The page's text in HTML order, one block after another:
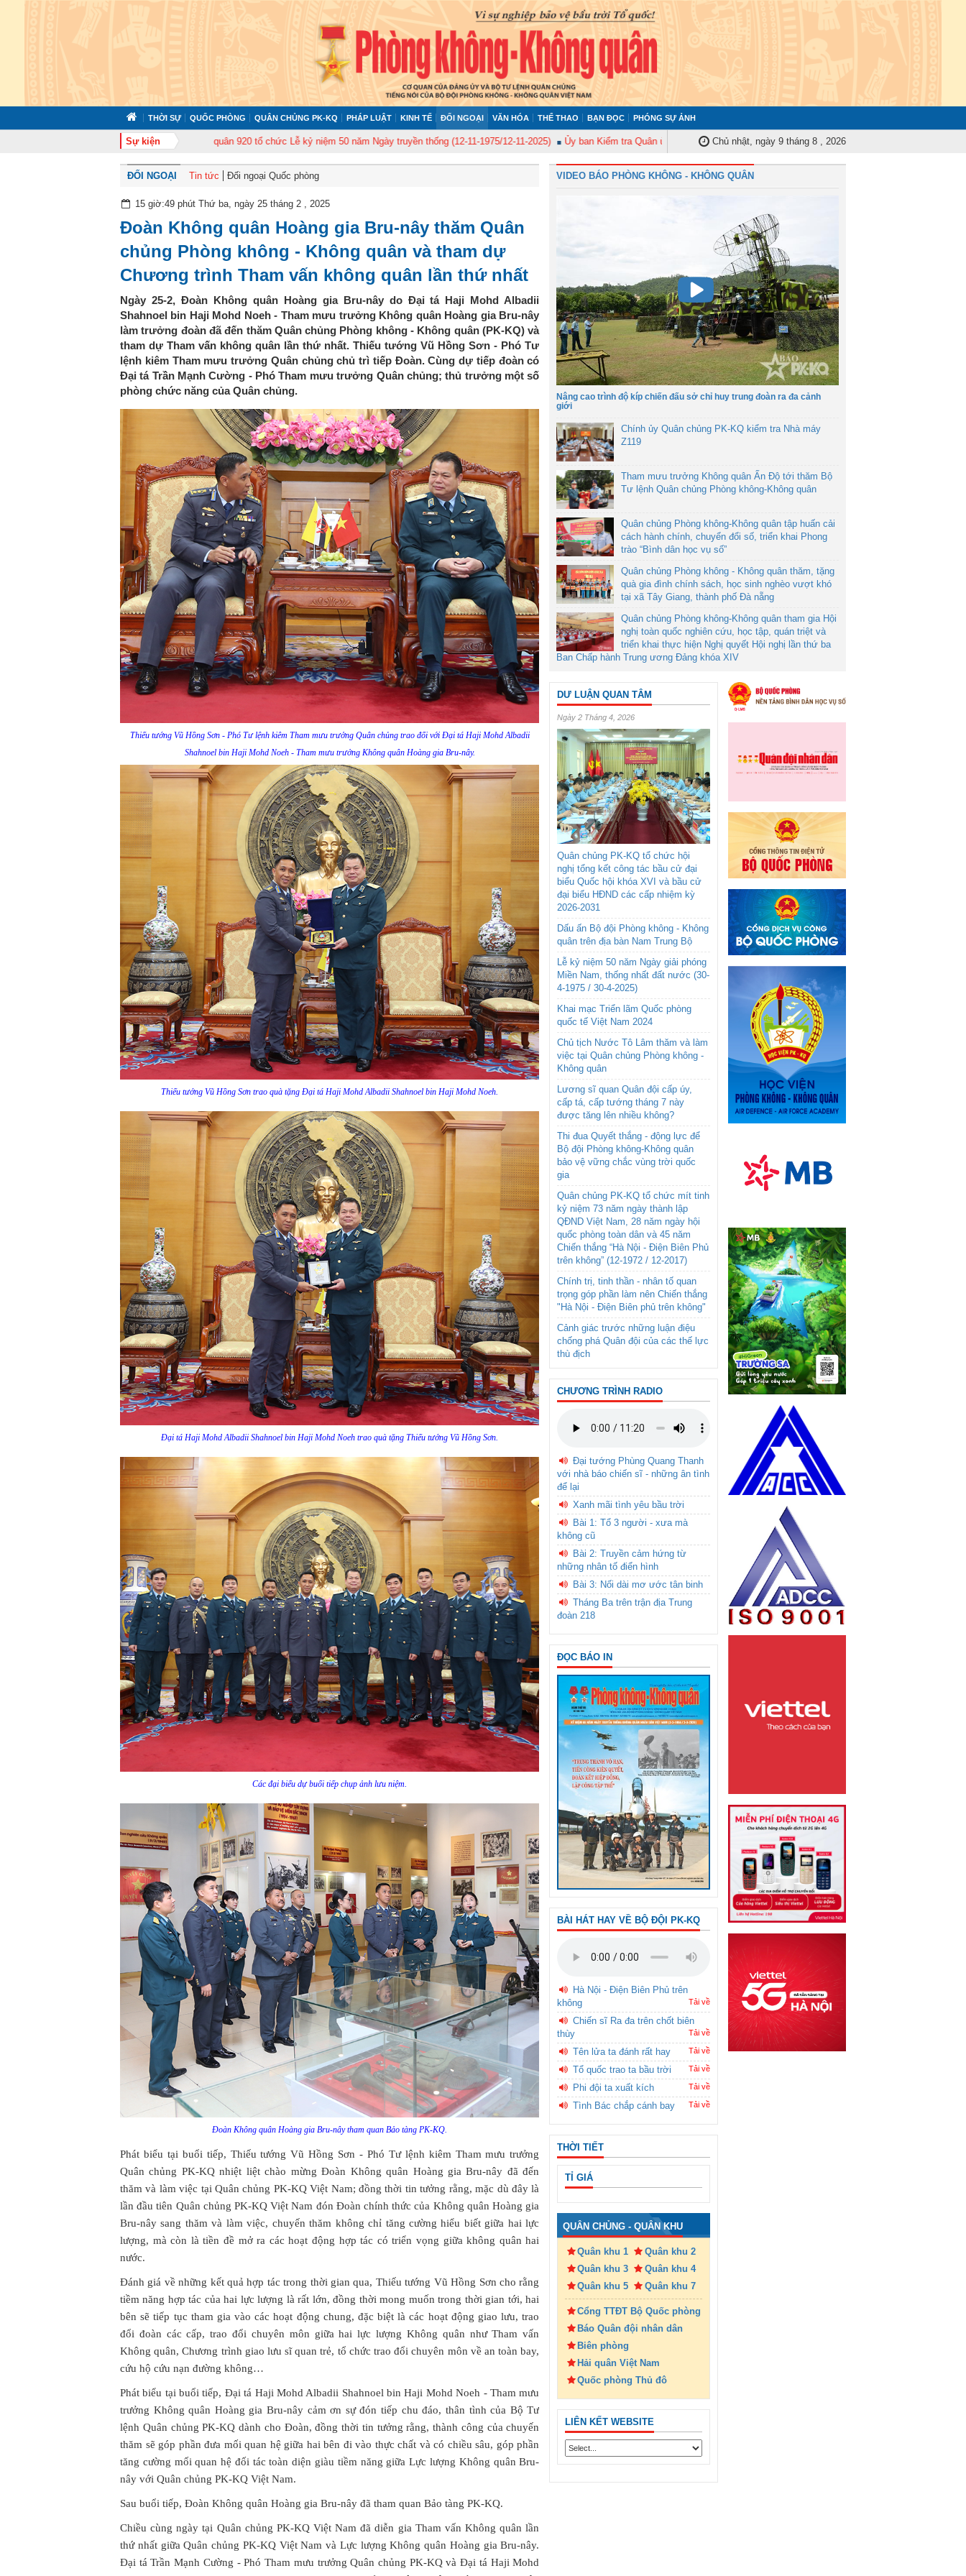
THỜI SỰ QUỐC PHÒNG QUÂN CHỦNG PK-KQ PHÁP LUẬT KINH TẾ ĐỐI NGOẠI VĂN HÓA THỂ THAO BẠN ĐỌC PHÓNG SỰ ẢNH
Sự kiện
Trung đoàn Không quân 920 tổ chức Lễ kỷ niệm 50 năm Ngày truyền thống (12-11-1975/12-11-2025) Ủy ban Kiểm tra Quân ủy Trung ương tập huấn nghiệp vụ công tác kiểm tra, giám sát năm 2025
Chủ nhật, ngày 9 tháng 8 , 2026
ĐỐI NGOẠI Tin tức Đối ngoại Quốc phòng
15 giờ:49 phút Thứ ba, ngày 25 tháng 2 , 2025
Đoàn Không quân Hoàng gia Bru-nây thăm Quân
chủng Phòng không - Không quân và tham dự
Chương trình Tham vấn không quân lần thứ nhất
Ngày 25-2, Đoàn Không quân Hoàng gia Bru-nây do Đại tá Haji Mohd Albadii
Shahnoel bin Haji Mohd Noeh - Tham mưu trưởng Không quân Hoàng gia Bru-nây
làm trưởng đoàn đã đến thăm Quân chủng Phòng không - Không quân (PK-KQ) và
tham dự Tham vấn không quân lần thứ nhất. Thiếu tướng Vũ Hồng Sơn - Phó Tư
lệnh kiêm Tham mưu trưởng Quân chủng chủ trì tiếp Đoàn. Cùng dự tiếp đoàn có
Đại tá Trần Mạnh Cường - Phó Tham mưu trưởng Quân chủng; thủ trưởng một số
phòng chức năng của Quân chủng.
Thiếu tướng Vũ Hồng Sơn - Phó Tư lệnh kiêm Tham mưu trưởng Quân chủng trao đổi với Đại tá Haji Mohd Albadii
Shahnoel bin Haji Mohd Noeh - Tham mưu trưởng Không quân Hoàng gia Bru-nây.
Thiếu tướng Vũ Hồng Sơn trao quà tặng Đại tá Haji Mohd Albadii Shahnoel bin Haji Mohd Noeh.
Đại tá Haji Mohd Albadii Shahnoel bin Haji Mohd Noeh trao quà tặng Thiếu tướng Vũ Hồng Sơn.
Các đại biểu dự buổi tiếp chụp ảnh lưu niệm.
Đoàn Không quân Hoàng gia Bru-nây tham quan Bảo tàng PK-KQ.
Phát biểu tại buổi tiếp, Thiếu tướng Vũ Hồng Sơn - Phó Tư lệnh kiêm Tham mưu trưởng
Quân chủng PK-KQ nhiệt liệt chào mừng Đoàn Không quân Hoàng gia Bru-nây đã đến
thăm và làm việc tại Quân chủng PK-KQ Việt Nam; đồng thời tin tưởng rằng, mặc dù đây là
lần đầu tiên Quân chủng PK-KQ Việt Nam đón Đoàn chính thức của Không quân Hoàng gia
Bru-nây sang thăm và làm việc, chuyến thăm không chỉ tăng cường hiểu biết giữa hai lực
lượng, mà còn là tiền đề mở ra các hoạt động hợp tác có triển vọng giữa không quân hai
nước.
Đánh giá về những kết quả hợp tác trong thời gian qua, Thiếu tướng Vũ Hồng Sơn cho rằng
tiềm năng hợp tác của hai lực lượng là rất lớn, đồng thời mong muốn trong thời gian tới, hai
bên sẽ tiếp tục tham gia vào các hoạt động chung, đặc biệt là các hoạt động giao lưu, trao
đổi đoàn các cấp, trao đổi chuyên môn giữa hai lực lượng Không quân như Tham vấn
Không quân, Chương trình giao lưu sĩ quan trẻ, tổ chức trao đổi chuyên môn về an toàn bay,
cứu hộ cứu nạn đường không…
Phát biểu tại buổi tiếp, Đại tá Haji Mohd Albadii Shahnoel bin Haji Mohd Noeh - Tham mưu
trưởng Không quân Hoàng gia Bru-nây cảm ơn sự đón tiếp chu đáo, thân tình của Bộ Tư
lệnh Quân chủng PK-KQ dành cho Đoàn, đồng thời tin tưởng rằng, thành công của chuyến
thăm sẽ góp phần đưa mối quan hệ giữa hai bên đi vào thực chất và có chiều sâu, góp phần
tăng cường mối quan hệ đối tác toàn diện giàu tiềm năng giữa Lực lượng Không quân Bru-
nây với Quân chủng PK-KQ Việt Nam.
Sau buổi tiếp, Đoàn Không quân Hoàng gia Bru-nây đã tham quan Bảo tàng PK-KQ.
Chiều cùng ngày tại Quân chủng PK-KQ Việt Nam đã diễn gia Tham vấn Không quân lần
thứ nhất giữa Quân chủng PK-KQ Việt Nam và Lực lượng Không quân Hoàng gia Bru-nây.
Đại tá Trần Mạnh Cường - Phó Tham mưu trưởng Quân chủng PK-KQ và Đại tá Haji Mohd
VIDEO BÁO PHÒNG KHÔNG - KHÔNG QUÂN
Nâng cao trình độ kíp chiến đấu sở chỉ huy trung đoàn ra đa cảnh
giới
Chính ủy Quân chủng PK-KQ kiểm tra Nhà máy
Z119
Tham mưu trưởng Không quân Ấn Độ tới thăm Bộ
Tư lệnh Quân chủng Phòng không-Không quân
Quân chủng Phòng không-Không quân tập huấn cải
cách hành chính, chuyển đổi số, triển khai Phong
trào “Bình dân học vụ số”
Quân chủng Phòng không - Không quân thăm, tặng
quà gia đình chính sách, học sinh nghèo vượt khó
tại xã Tây Giang, thành phố Đà nẵng
Quân chủng Phòng không-Không quân tham gia Hội
nghị toàn quốc nghiên cứu, học tập, quán triệt và
triển khai thực hiện Nghị quyết Hội nghị lần thứ ba
Ban Chấp hành Trung ương Đảng khóa XIV
DƯ LUẬN QUAN TÂM
Ngày 2 Tháng 4, 2026
Quân chủng PK-KQ tổ chức hội
nghị tổng kết công tác bầu cử đại
biểu Quốc hội khóa XVI và bầu cử
đại biểu HĐND các cấp nhiệm kỳ
2026-2031
Dấu ấn Bộ đội Phòng không - Không
quân trên địa bàn Nam Trung Bộ
Lễ kỷ niệm 50 năm Ngày giải phóng
Miền Nam, thống nhất đất nước (30-
4-1975 / 30-4-2025)
Khai mạc Triển lãm Quốc phòng
quốc tế Việt Nam 2024
Chủ tịch Nước Tô Lâm thăm và làm
việc tại Quân chủng Phòng không -
Không quân
Lương sĩ quan Quân đội cấp úy,
cấp tá, cấp tướng tháng 7 này
được tăng lên nhiều không?
Thi đua Quyết thắng - động lực để
Bộ đội Phòng không-Không quân
bảo vệ vững chắc vùng trời quốc
gia
Quân chủng PK-KQ tổ chức mít tinh
kỷ niệm 73 năm ngày thành lập
QĐND Việt Nam, 28 năm ngày hội
quốc phòng toàn dân và 45 năm
Chiến thắng “Hà Nội - Điện Biên Phủ
trên không” (12-1972 / 12-2017)
Chính trị, tinh thần - nhân tố quan
trọng góp phần làm nên Chiến thắng
"Hà Nội - Điện Biên phủ trên không"
Cảnh giác trước những luận điệu
chống phá Quân đội của các thế lực
thù địch
CHƯƠNG TRÌNH RADIO
Đại tướng Phùng Quang Thanh
với nhà báo chiến sĩ - những ân tình
để lại
Xanh mãi tình yêu bầu trời
Bài 1: Tổ 3 người - xưa mà
không cũ
Bài 2: Truyền cảm hứng từ
những nhân tố điển hình
Bài 3: Nối dài mơ ước tân binh
Tháng Ba trên trận địa Trung
đoàn 218
ĐỌC BÁO IN
BÀI HÁT HAY VỀ BỘ ĐỘI PK-KQ
Hà Nội - Điện Biên Phủ trên
không
Tải về
Chiến sĩ Ra đa trên chốt biên
thùy
Tải về
Tên lửa ta đánh rất hay Tải về
Tổ quốc trao ta bầu trời Tải về
Phi đội ta xuất kích Tải về
Tình Bác chắp cánh bay Tải về
THỜI TIẾT
TỈ GIÁ
QUÂN CHỦNG - QUÂN KHU
Quân khu 1
Quân khu 2
Quân khu 3
Quân khu 4
Quân khu 5
Quân khu 7
Cổng TTĐT Bộ Quốc phòng
Báo Quân đội nhân dân
Biên phòng
Hải quân Việt Nam
Quốc phòng Thủ đô
LIÊN KẾT WEBSITE